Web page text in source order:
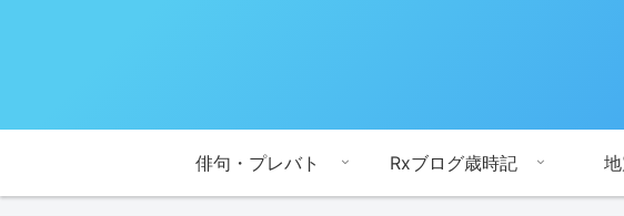
俳句・プレバト Rxブログ歳時記